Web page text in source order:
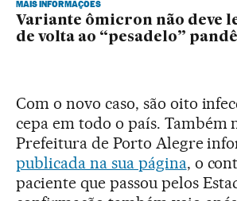
MAIS INFORMAÇÕES
Variante ômicron não deve
de volta ao “pesadelo”
Com o novo caso, são oito
cepa em todo o país. Também
Prefeitura de Porto Alegre
publicada na sua página, o
paciente que passou pelos